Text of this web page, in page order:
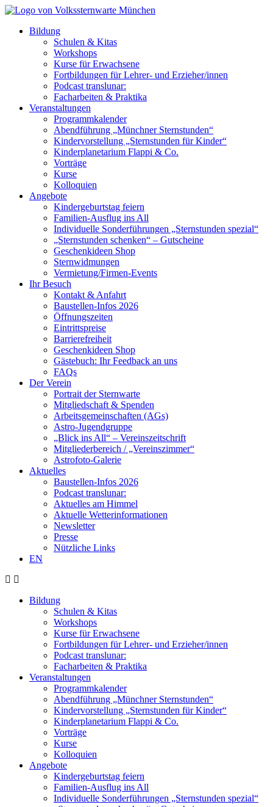
Bildung
Schulen & Kitas
Workshops
Kurse für Erwachsene
Fortbildungen für Lehrer- und Erzieher/innen
Podcast translunar:
Facharbeiten & Praktika
Veranstaltungen
Programmkalender
Abendführung „Münchner Sternstunden“
Kindervorstellung „Sternstunden für Kinder“
Kinderplanetarium Flappi & Co.
Vorträge
Kurse
Kolloquien
Angebote
Kindergeburtstag feiern
Familien-Ausflug ins All
Individuelle Sonderführungen „Sternstunden spezial“
„Sternstunden schenken“ – Gutscheine
Geschenkideen Shop
Sternwidmungen
Vermietung/Firmen-Events
Ihr Besuch
Kontakt & Anfahrt
Baustellen-Infos 2026
Öffnungszeiten
Eintrittspreise
Barrierefreiheit
Geschenkideen Shop
Gästebuch: Ihr Feedback an uns
FAQs
Der Verein
Portrait der Sternwarte
Mitgliedschaft & Spenden
Arbeitsgemeinschaften (AGs)
Astro-Jugendgruppe
„Blick ins All“ – Vereinszeitschrift
Mitgliederbereich / „Vereinszimmer“
Astrofoto-Galerie
Aktuelles
Baustellen-Infos 2026
Podcast translunar:
Aktuelles am Himmel
Aktuelle Wetterinformationen
Newsletter
Presse
Nützliche Links
EN
Bildung
Schulen & Kitas
Workshops
Kurse für Erwachsene
Fortbildungen für Lehrer- und Erzieher/innen
Podcast translunar:
Facharbeiten & Praktika
Veranstaltungen
Programmkalender
Abendführung „Münchner Sternstunden“
Kindervorstellung „Sternstunden für Kinder“
Kinderplanetarium Flappi & Co.
Vorträge
Kurse
Kolloquien
Angebote
Kindergeburtstag feiern
Familien-Ausflug ins All
Individuelle Sonderführungen „Sternstunden spezial“